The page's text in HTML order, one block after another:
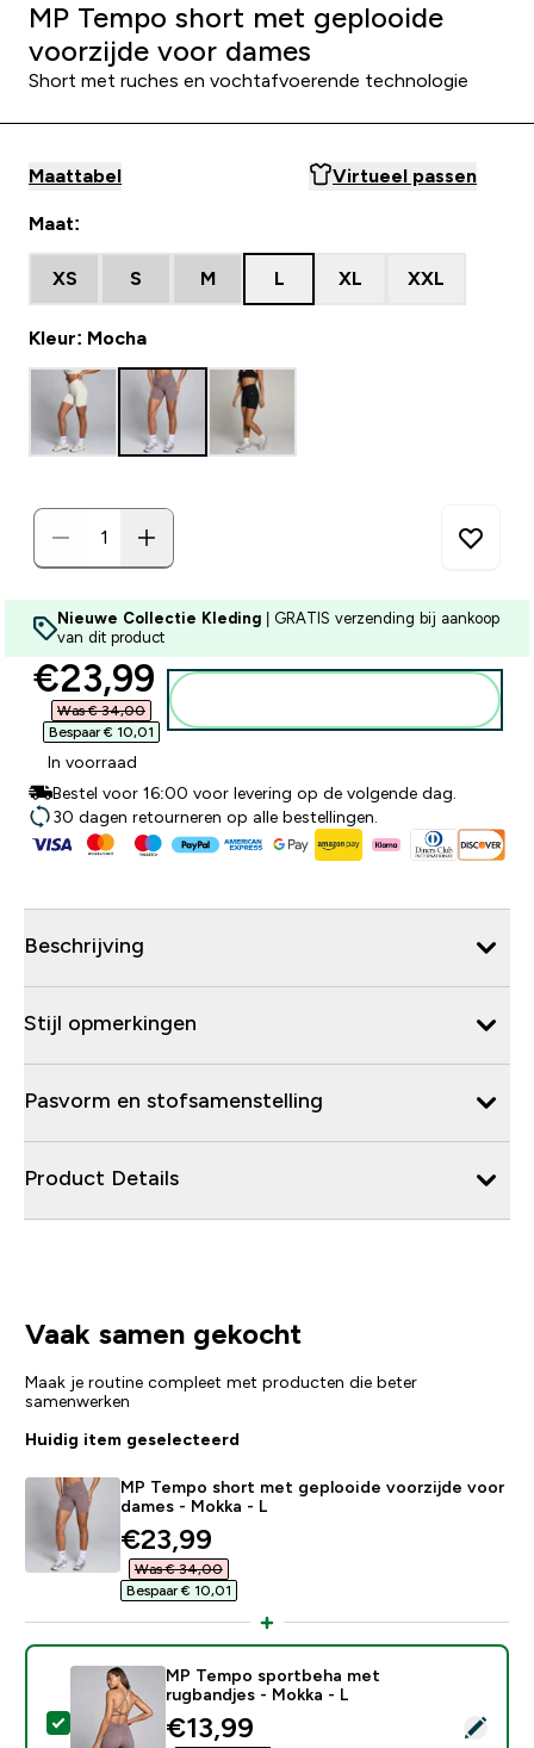
MP Tempo short met geplooide
voorzijde voor dames
Short met ruches en vochtafvoerende technologie
Maattabel Virtueel passen
Maat:
XS S M L XL XXL
Kleur: Mocha
Nieuwe Collectie Kleding | GRATIS verzending bij aankoop
van dit product
discounted price
€23,99‎
Was € 34,00‎
Bespaar € 10,01‎
In voorraad
Bestel voor 16:00 voor levering op de volgende dag.
30 dagen retourneren op alle bestellingen.
Beschrijving
Stijl opmerkingen
Pasvorm en stofsamenstelling
Product Details
Vaak samen gekocht
Maak je routine compleet met producten die beter
samenwerken
Huidig item geselecteerd
MP Tempo short met geplooide voorzijde voor
dames - Mokka - L
discounted price
€23,99‎
Was € 34,00‎
Bespaar € 10,01‎
Selecteer dit product - MP Tempo sportbeha met
MP Tempo sportbeha met
rugbandjes - Mokka - L
discounted price
€13,99‎